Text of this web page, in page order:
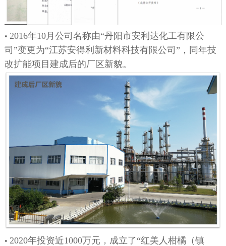
• 2016年10月公司名称由“丹阳市安利达化工有限公
司”变更为“江苏安得利新材料科技有限公司”， 同年技
改扩能项目建成后的厂区新貌。
• 2020年投资近1000万元，成立了“红美人柑橘（镇